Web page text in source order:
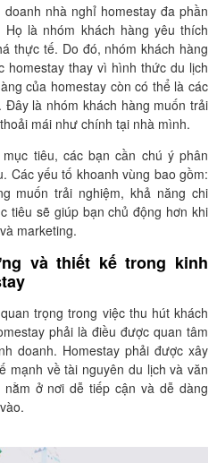
nhà nghỉ homestay đa phần
là nhóm khách hàng yêu thích
thực tế. Do đó, nhóm khách hàng
homestay thay vì hình thức du lịch
của homestay còn có thể là các
là nhóm khách hàng muốn trải
mái như chính tại nhà mình.
tiêu, các bạn cần chú ý phân
Các yếu tố khoanh vùng bao gồm:
muốn trải nghiệm, khả năng chi
tiêu sẽ giúp bạn chủ động hơn khi
marketing.
và thiết kế trong kinh
trọng trong việc thu hút khách
phải là điều được quan tâm
doanh. Homestay phải được xây
mạnh về tài nguyên du lịch và văn
ở nơi dễ tiếp cận và dễ dàng